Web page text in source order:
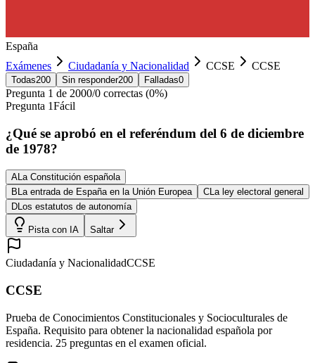
España
Exámenes
Ciudadanía y Nacionalidad CCSE CCSE
Todas200 Sin responder200 Falladas0
Pregunta 1 de 2000/0 correctas (0%)
Pregunta 1Fácil
¿Qué se aprobó en el referéndum del 6 de diciembre
de 1978?
ALa Constitución española
B La entrada de España en la Unión Europea CLa ley electoral general
DLos estatutos de autonomía
Pista con IA Saltar
Ciudadanía y NacionalidadCCSE
CCSE
Prueba de Conocimientos Constitucionales y Socioculturales de
España. Requisito para obtener la nacionalidad española por
residencia. 25 preguntas en el examen oficial.